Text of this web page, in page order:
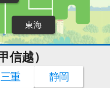
東海
信越）
三重
静岡